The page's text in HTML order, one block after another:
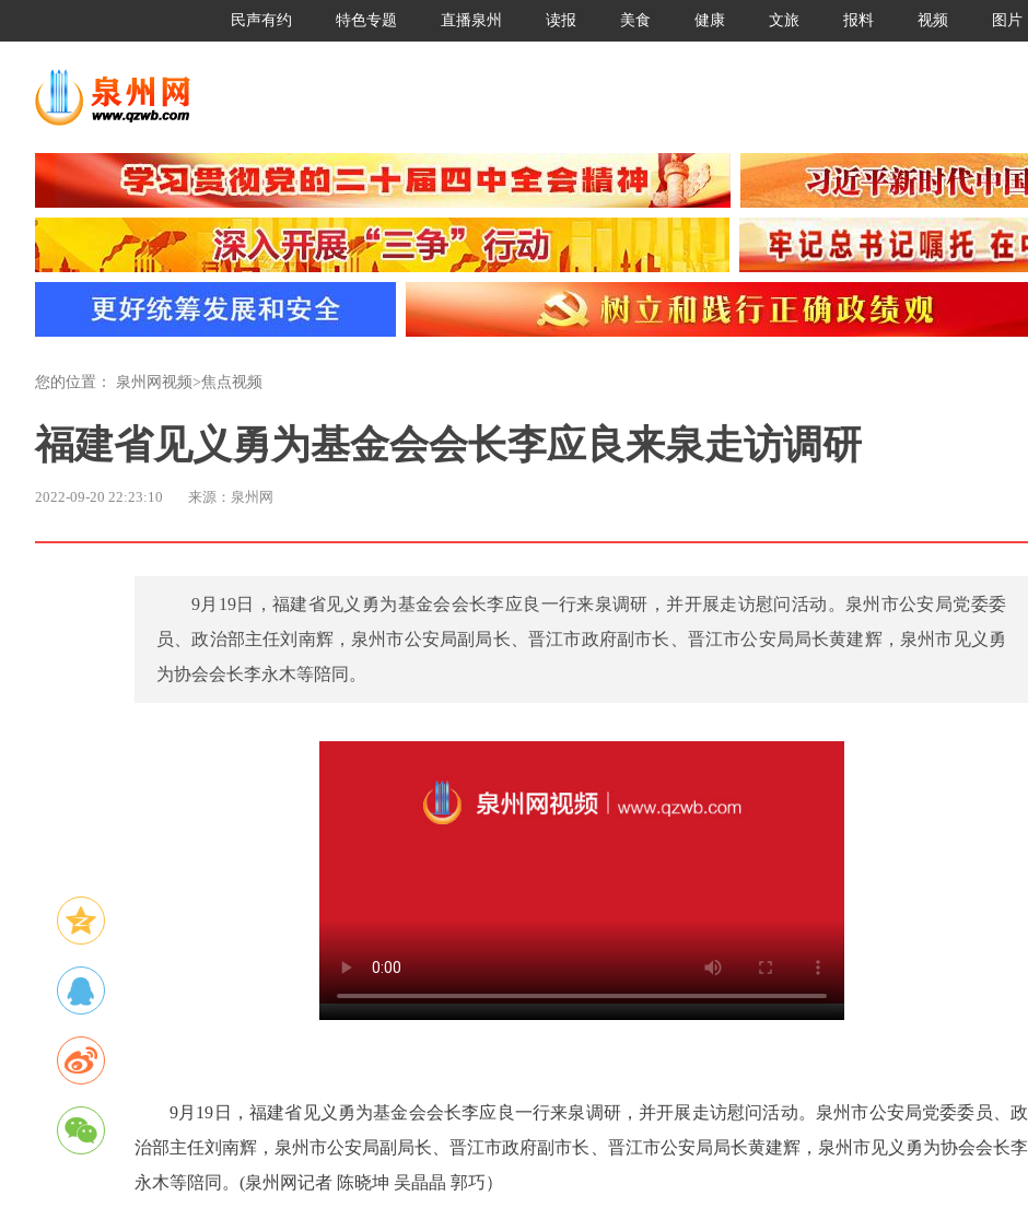
民声有约 特色专题 直播泉州 读报 美食 健康 文旅 报料 视频 图片
您的位置： 泉州网视频>焦点视频
福建省见义勇为基金会会长李应良来泉走访调研
2022-09-20 22:23:10 来源：泉州网
9月19日，福建省见义勇为基金会会长李应良一行来泉调研，并开展走访慰问活动。泉州市公安局党委委
员、政治部主任刘南辉，泉州市公安局副局长、晋江市政府副市长、晋江市公安局局长黄建辉，泉州市见义勇
为协会会长李永木等陪同。
9月19日，福建省见义勇为基金会会长李应良一行来泉调研，并开展走访慰问活动。泉州市公安局党委委员、政
治部主任刘南辉，泉州市公安局副局长、晋江市政府副市长、晋江市公安局局长黄建辉，泉州市见义勇为协会会长李
永木等陪同。 (泉州网记者 陈晓坤 吴晶晶 郭巧）